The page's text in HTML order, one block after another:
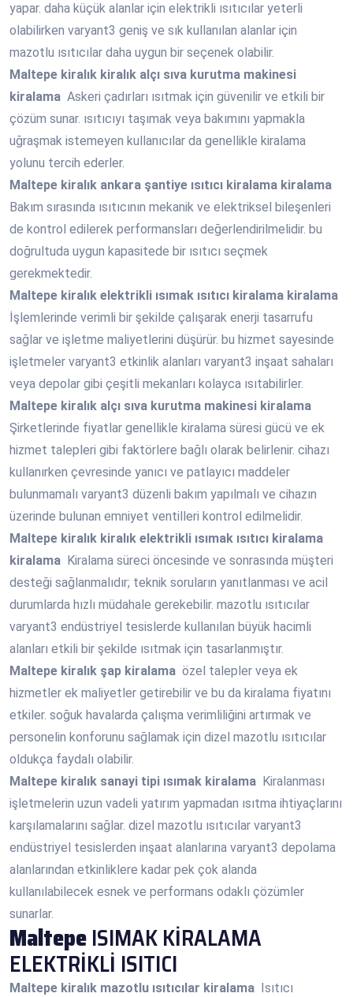
yapar. daha küçük alanlar için elektrikli ısıtıcılar yeterli
olabilirken varyant3 geniş ve sık kullanılan alanlar için
mazotlu ısıtıcılar daha uygun bir seçenek olabilir.
Maltepe kiralık kiralık alçı sıva kurutma makinesi
kiralama Askeri çadırları ısıtmak için güvenilir ve etkili bir
çözüm sunar. ısıtıcıyı taşımak veya bakımını yapmakla
uğraşmak istemeyen kullanıcılar da genellikle kiralama
yolunu tercih ederler.
Maltepe kiralık ankara şantiye ısıtıcı kiralama kiralama
Bakım sırasında ısıtıcının mekanik ve elektriksel bileşenleri
de kontrol edilerek performansları değerlendirilmelidir. bu
doğrultuda uygun kapasitede bir ısıtıcı seçmek
gerekmektedir.
Maltepe kiralık elektrikli ısımak ısıtıcı kiralama kiralama
İşlemlerinde verimli bir şekilde çalışarak enerji tasarrufu
sağlar ve işletme maliyetlerini düşürür. bu hizmet sayesinde
işletmeler varyant3 etkinlik alanları varyant3 inşaat sahaları
veya depolar gibi çeşitli mekanları kolayca ısıtabilirler.
Maltepe kiralık alçı sıva kurutma makinesi kiralama
Şirketlerinde fiyatlar genellikle kiralama süresi gücü ve ek
hizmet talepleri gibi faktörlere bağlı olarak belirlenir. cihazı
kullanırken çevresinde yanıcı ve patlayıcı maddeler
bulunmamalı varyant3 düzenli bakım yapılmalı ve cihazın
üzerinde bulunan emniyet ventilleri kontrol edilmelidir.
Maltepe kiralık kiralık elektrikli ısımak ısıtıcı kiralama
kiralama Kiralama süreci öncesinde ve sonrasında müşteri
desteği sağlanmalıdır; teknik soruların yanıtlanması ve acil
durumlarda hızlı müdahale gerekebilir. mazotlu ısıtıcılar
varyant3 endüstriyel tesislerde kullanılan büyük hacimli
alanları etkili bir şekilde ısıtmak için tasarlanmıştır.
Maltepe kiralık şap kiralama özel talepler veya ek
hizmetler ek maliyetler getirebilir ve bu da kiralama fiyatını
etkiler. soğuk havalarda çalışma verimliliğini artırmak ve
personelin konforunu sağlamak için dizel mazotlu ısıtıcılar
oldukça faydalı olabilir.
Maltepe kiralık sanayi tipi ısımak kiralama Kiralanması
işletmelerin uzun vadeli yatırım yapmadan ısıtma ihtiyaçlarını
karşılamalarını sağlar. dizel mazotlu ısıtıcılar varyant3
endüstriyel tesislerden inşaat alanlarına varyant3 depolama
alanlarından etkinliklere kadar pek çok alanda
kullanılabilecek esnek ve performans odaklı çözümler
sunarlar.
MaltepeISIMAK KİRALAMA
ELEKTRİKLİ ISITICI
Maltepe kiralık mazotlu ısıtıcılar kiralama Isıtıcı